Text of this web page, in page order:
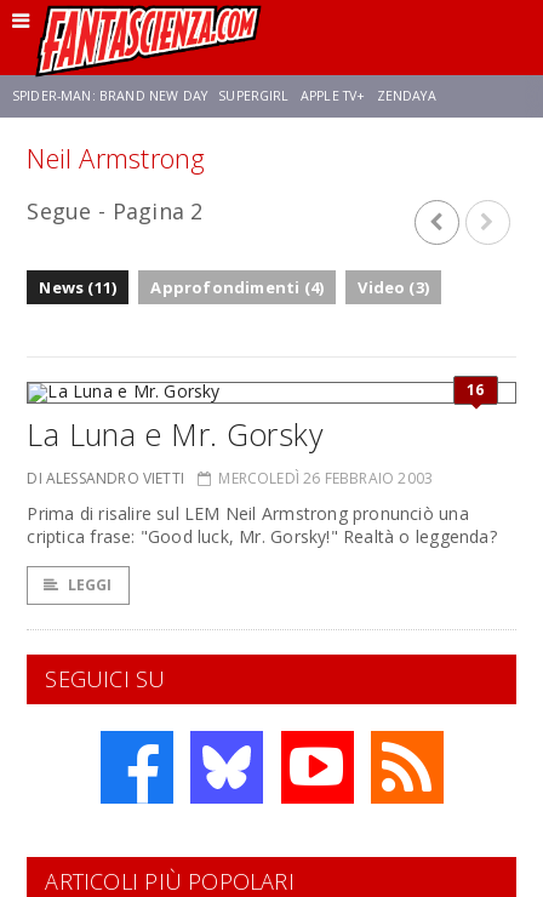
SPIDER-MAN: BRAND NEW DAY SUPERGIRL APPLE TV+ ZENDAYA
AVENGERS: DOOMSDAY
Neil Armstrong
Segue - Pagina 2
News (11) Approfondimenti (4) Video (3)
16
La Luna e Mr. Gorsky
DI ALESSANDRO VIETTI MERCOLEDÌ 26 FEBBRAIO 2003
Prima di risalire sul LEM Neil Armstrong pronunciò una
criptica frase: "Good luck, Mr. Gorsky!" Realtà o leggenda?
LEGGI
SEGUICI SU
ARTICOLI PIÙ POPOLARI